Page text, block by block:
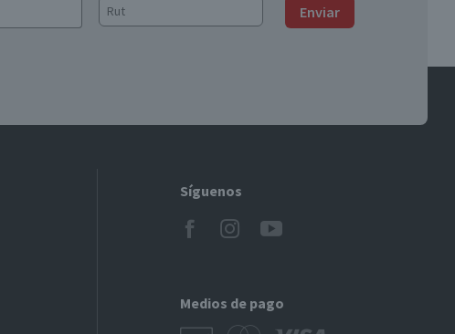
Enviar
Síguenos
Medios de pago